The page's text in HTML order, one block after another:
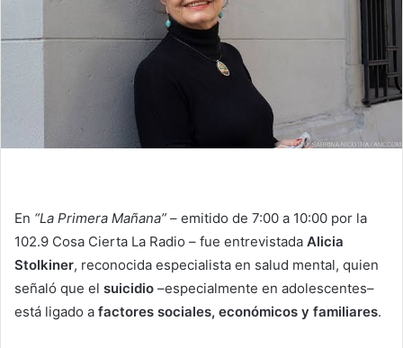
En “La Primera Mañana” – emitido de 7:00 a 10:00 por la
102.9 Cosa Cierta La Radio – fue entrevistada Alicia
Stolkiner, reconocida especialista en salud mental, quien
señaló que el suicidio –especialmente en adolescentes–
está ligado a factores sociales, económicos y familiares.